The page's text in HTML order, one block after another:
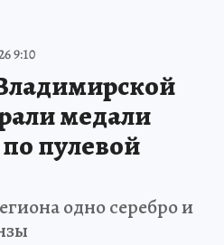
9:10
медали
пулевой
одно серебро и